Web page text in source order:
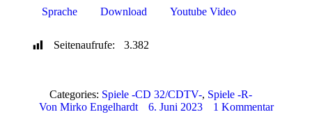
Sprache
Download Youtube Video
Seitenaufrufe: 3.382
Categories: Spiele -CD 32/CDTV-, Spiele -R-
Von Mirko Engelhardt 6. Juni 2023 1 Kommentar